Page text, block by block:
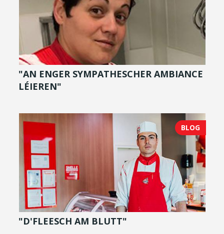
"AN ENGER SYMPATHESCHER AMBIANCE
LÉIEREN"
BLOG
"D'FLEESCH AM BLUTT"